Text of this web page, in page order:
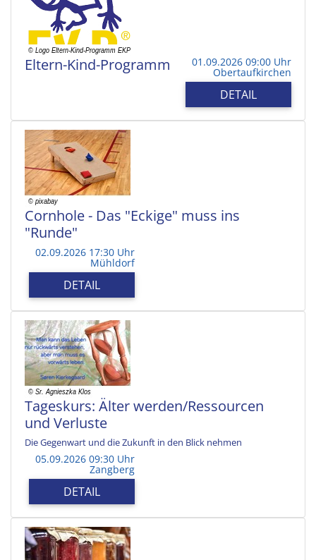
Eltern-Kind-Programm 01.09.2026 09:00 Uhr
Obertaufkirchen
DETAIL
Cornhole - Das "Eckige" muss ins
"Runde"
02.09.2026 17:30 Uhr
Mühldorf
DETAIL
Tageskurs: Älter werden/Ressourcen
und Verluste
Die Gegenwart und die Zukunft in den Blick nehmen
05.09.2026 09:30 Uhr
Zangberg
DETAIL